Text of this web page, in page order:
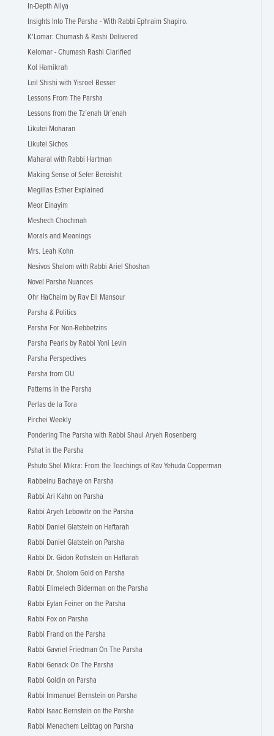
In-Depth Aliya
Insights Into The Parsha - With Rabbi Ephraim Shapiro.
K'Lomar: Chumash & Rashi Delivered
Kelomar - Chumash Rashi Clarified
Kol Hamikrah
Leil Shishi with Yisroel Besser
Lessons From The Parsha
Lessons from the Tz’enah Ur’enah
Likutei Moharan
Likutei Sichos
Maharal with Rabbi Hartman
Making Sense of Sefer Bereishit
Megillas Esther Explained
Meor Einayim
Meshech Chochmah
Morals and Meanings
Mrs. Leah Kohn
Nesivos Shalom with Rabbi Ariel Shoshan
Novel Parsha Nuances
Ohr HaChaim by Rav Eli Mansour
Parsha & Politics
Parsha For Non-Rebbetzins
Parsha Pearls by Rabbi Yoni Levin
Parsha Perspectives
Parsha from OU
Patterns in the Parsha
Perlas de la Tora
Pirchei Weekly
Pondering The Parsha with Rabbi Shaul Aryeh Rosenberg
Pshat in the Parsha
Pshuto Shel Mikra: From the Teachings of Rav Yehuda Copperman
Rabbeinu Bachaye on Parsha
Rabbi Ari Kahn on Parsha
Rabbi Aryeh Lebowitz on the Parsha
Rabbi Daniel Glatstein on Haftarah
Rabbi Daniel Glatstein on Parsha
Rabbi Dr. Gidon Rothstein on Haftarah
Rabbi Dr. Sholom Gold on Parsha
Rabbi Elimelech Biderman on the Parsha
Rabbi Eytan Feiner on the Parsha
Rabbi Fox on Parsha
Rabbi Frand on the Parsha
Rabbi Gavriel Friedman On The Parsha
Rabbi Genack On The Parsha
Rabbi Goldin on Parsha
Rabbi Immanuel Bernstein on Parsha
Rabbi Isaac Bernstein on the Parsha
Rabbi Menachem Leibtag on Parsha